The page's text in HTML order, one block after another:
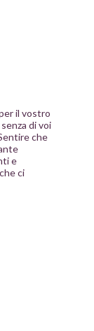
il vostro
di voi
che
e
ci